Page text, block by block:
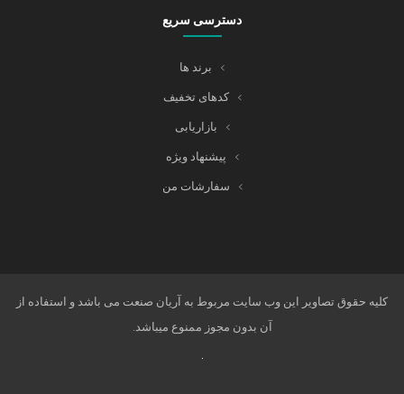
دسترسی سریع
برند ها
کدهای تخفیف
بازاریابی
پیشنهاد ویژه
سفارشات من
کلیه حقوق تصاویر این وب سایت مربوط به آریان صنعت می باشد و استفاده از
آن بدون مجوز ممنوع میباشد.